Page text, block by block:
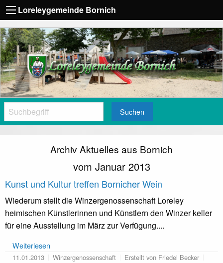
Loreleygemeinde Bornich
Suchen
Archiv Aktuelles aus Bornich
vom Januar 2013
Kunst und Kultur treffen Bornicher Wein
Wiederum stellt die Winzergenossenschaft Loreley
heimischen Künstlerinnen und Künstlern den Winzer keller
für eine Ausstellung im März zur Verfügung....
Weiterlesen
11.01.2013 Winzergenossenschaft Erstellt von Friedel Becker